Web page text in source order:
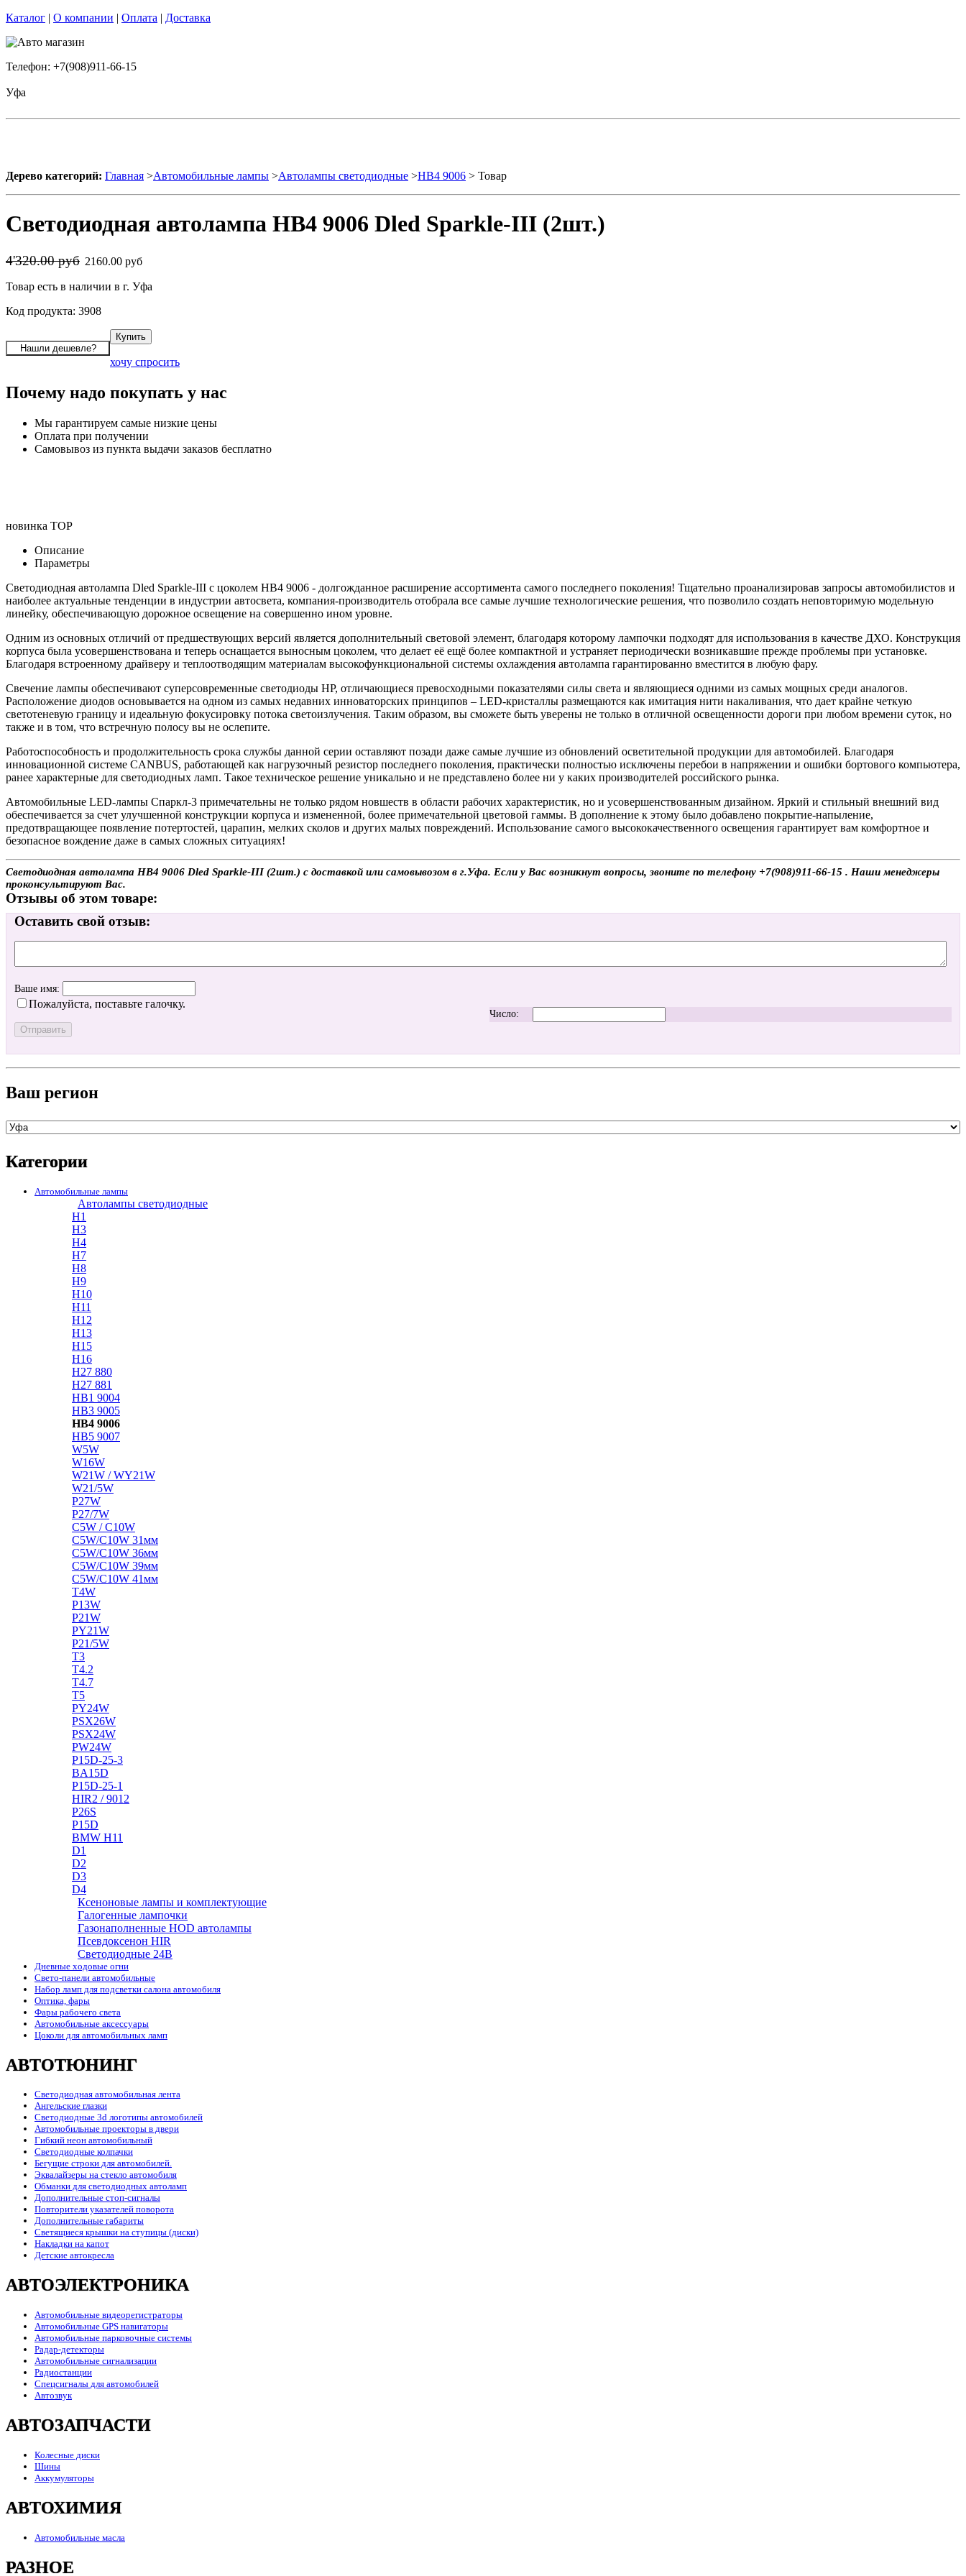
Каталог | О компании | Оплата | Доставка
Телефон: +7(908)911-66-15
Уфа
Дерево категорий: Главная >Автомобильные лампы >Автолампы светодиодные >HB4 9006 > Товар
Светодиодная автолампа HB4 9006 Dled Sparkle-III (2шт.)
4'320.00 руб 2160.00 руб
Товар есть в наличии в г. Уфа
Код продукта: 3908
хочу спросить
Почему надо покупать у нас
Мы гарантируем самые низкие цены
Оплата при получении
Самовывоз из пункта выдачи заказов бесплатно
новинка TOP
Описание
Параметры
Светодиодная автолампа Dled Sparkle-III с цоколем HB4 9006 - долгожданное расширение ассортимента самого последнего поколения! Тщательно проанализировав запросы автомобилистов и
наиболее актуальные тенденции в индустрии автосвета, компания-производитель отобрала все самые лучшие технологические решения, что позволило создать неповторимую модельную
линейку, обеспечивающую дорожное освещение на совершенно ином уровне.
Одним из основных отличий от предшествующих версий является дополнительный световой элемент, благодаря которому лампочки подходят для использования в качестве ДХО. Конструкция
корпуса была усовершенствована и теперь оснащается выносным цоколем, что делает её ещё более компактной и устраняет периодически возникавшие прежде проблемы при установке.
Благодаря встроенному драйверу и теплоотводящим материалам высокофункциональной системы охлаждения автолампа гарантированно вместится в любую фару.
Свечение лампы обеспечивают суперсовременные светодиоды HP, отличающиеся превосходными показателями силы света и являющиеся одними из самых мощных среди аналогов.
Расположение диодов основывается на одном из самых недавних инноваторских принципов – LED-кристаллы размещаются как имитация нити накаливания, что дает крайне четкую
светотеневую границу и идеальную фокусировку потока светоизлучения. Таким образом, вы сможете быть уверены не только в отличной освещенности дороги при любом времени суток, но
также и в том, что встречную полосу вы не ослепите.
Работоспособность и продолжительность срока службы данной серии оставляют позади даже самые лучшие из обновлений осветительной продукции для автомобилей. Благодаря
инновационной системе CANBUS, работающей как нагрузочный резистор последнего поколения, практически полностью исключены перебои в напряжении и ошибки бортового компьютера,
ранее характерные для светодиодных ламп. Такое техническое решение уникально и не представлено более ни у каких производителей российского рынка.
Автомобильные LED-лампы Спаркл-3 примечательны не только рядом новшеств в области рабочих характеристик, но и усовершенствованным дизайном. Яркий и стильный внешний вид
обеспечивается за счет улучшенной конструкции корпуса и измененной, более примечательной цветовой гаммы. В дополнение к этому было добавлено покрытие-напыление,
предотвращающее появление потертостей, царапин, мелких сколов и других малых повреждений. Использование самого высококачественного освещения гарантирует вам комфортное и
безопасное вождение даже в самых сложных ситуациях!
Светодиодная автолампа HB4 9006 Dled Sparkle-III (2шт.) с доставкой или самовывозом в г.Уфа. Если у Вас возникнут вопросы, звоните по телефону +7(908)911-66-15 . Наши менеджеры
проконсультируют Вас.
Отзывы об этом товаре:
Оставить свой отзыв:
Ваше имя:
Пожалуйста, поставьте галочку.
Число:
Ваш регион
Категории
Автомобильные лампы
Автолампы светодиодные
H1
H3
H4
H7
H8
H9
H10
H11
H12
H13
H15
H16
H27 880
H27 881
HB1 9004
HB3 9005
HB4 9006
HB5 9007
W5W
W16W
W21W / WY21W
W21/5W
P27W
P27/7W
C5W / C10W
C5W/C10W 31мм
C5W/C10W 36мм
C5W/C10W 39мм
C5W/C10W 41мм
T4W
P13W
P21W
PY21W
P21/5W
T3
T4.2
T4.7
T5
PY24W
PSX26W
PSX24W
PW24W
P15D-25-3
BA15D
P15D-25-1
HIR2 / 9012
P26S
P15D
BMW H11
D1
D2
D3
D4
Ксеноновые лампы и комплектующие
Галогенные лампочки
Газонаполненные HOD автолампы
Псевдоксенон HIR
Cветодиодные 24B
Дневные ходовые огни
Свето-панели автомобильные
Набор ламп для подсветки салона автомобиля
Оптика, фары
Фары рабочего света
Автомобильные аксессуары
Цоколи для автомобильных ламп
АВТОТЮНИНГ
Светодиодная автомобильная лента
Ангельские глазки
Светодиодные 3d логотипы автомобилей
Автомобильные проекторы в двери
Гибкий неон автомобильный
Светодиодные колпачки
Бегущие строки для автомобилей.
Эквалайзеры на стекло автомобиля
Обманки для светодиодных автоламп
Дополнительные стоп-сигналы
Повторители указателей поворота
Дополнительные габариты
Светящиеся крышки на ступицы (диски)
Накладки на капот
Детские автокресла
АВТОЭЛЕКТРОНИКА
Автомобильные видеорегистраторы
Автомобильные GPS навигаторы
Автомобильные парковочные системы
Радар-детекторы
Автомобильные сигнализации
Радиостанции
Спецсигналы для автомобилей
Автозвук
АВТОЗАПЧАСТИ
Колесные диски
Шины
Аккумуляторы
АВТОХИМИЯ
Автомобильные масла
РАЗНОЕ